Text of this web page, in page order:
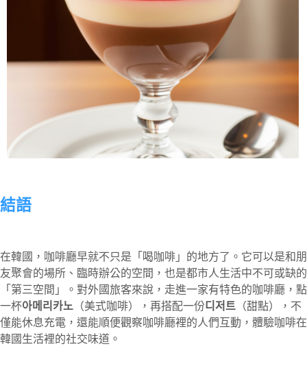
結語
在韓國，咖啡廳早就不只是「喝咖啡」的地方了。它可以是和朋
友聚會的場所、臨時辦公的空間，也是都市人生活中不可或缺的
「第三空間」。對外國旅客來說，走進一家有特色的咖啡廳，點
一杯아메리카노 （美式咖啡），再搭配一份디저트 （甜點），不
僅能休息充電，還能順便觀察咖啡廳裡的人們互動，體驗咖啡在
韓國生活裡的社交味道。